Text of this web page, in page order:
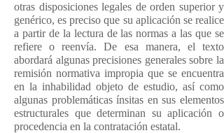
otras disposiciones legales de orden superior y
genérico, es preciso que su aplicación se realice
a partir de la lectura de las normas a las que se
refiere o reenvía. De esa manera, el texto
abordará algunas precisiones generales sobre la
remisión normativa impropia que se encuentra
en la inhabilidad objeto de estudio, así como
algunas problemáticas ínsitas en sus elementos
estructurales que determinan su aplicación o
procedencia en la contratación estatal.